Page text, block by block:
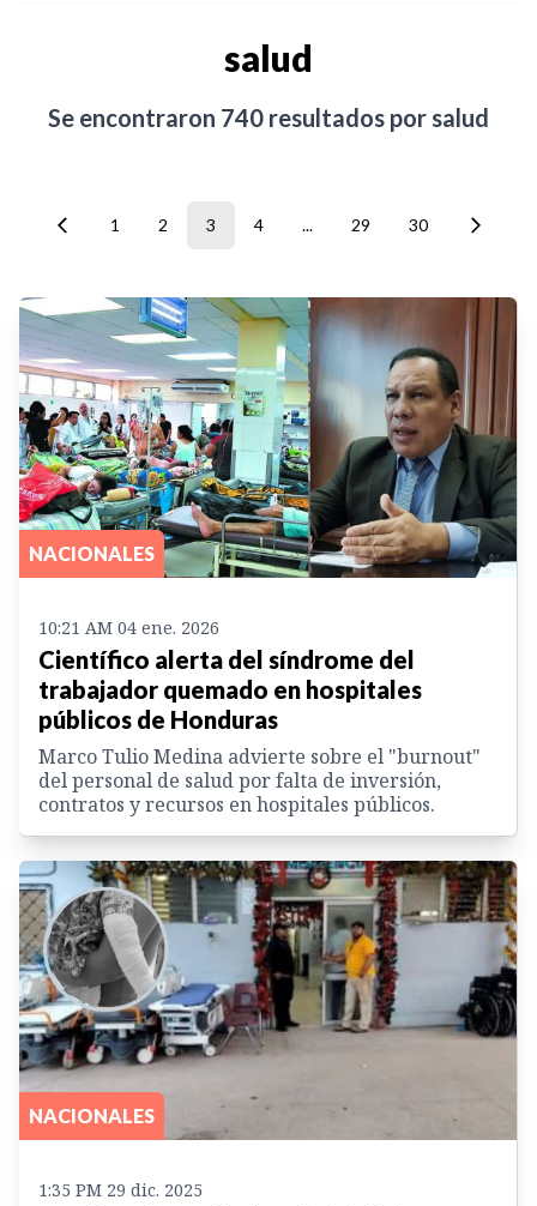
salud
Se encontraron 740 resultados por salud
1 2 3 4 ... 29 30
NACIONALES
10:21 AM 04 ene. 2026
Científico alerta del síndrome del
trabajador quemado en hospitales
públicos de Honduras
Marco Tulio Medina advierte sobre el "burnout"
del personal de salud por falta de inversión,
contratos y recursos en hospitales públicos.
NACIONALES
1:35 PM 29 dic. 2025